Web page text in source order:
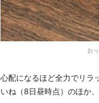
お
心配になるほど全力でリラ
いね（8日昼時点）のほか